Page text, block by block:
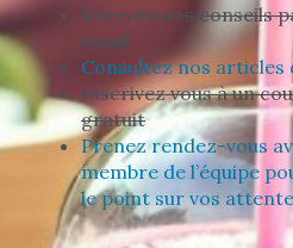
Recevez nos conseils
email
Consultez nos articles
Inscrivez vous à un
gratuit
Prenez rendez-vous
membre de l’équipe
le point sur vos